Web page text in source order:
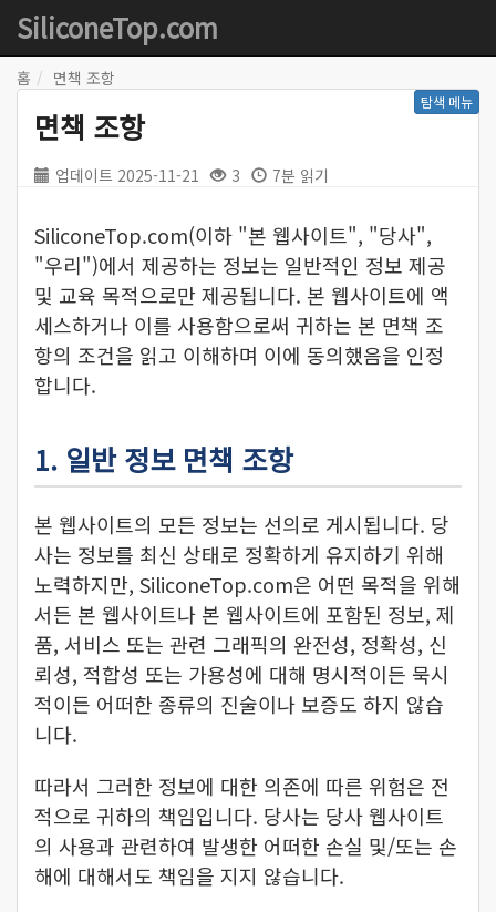
SiliconeTop.com
홈 면책 조항
탐색 메뉴
면책 조항
업데이트 2025-11-21 3 7분 읽기
SiliconeTop.com(이하 "본 웹사이트", "당사",
"우리")에서 제공하는 정보는 일반적인 정보 제공
및 교육 목적으로만 제공됩니다. 본 웹사이트에 액
세스하거나 이를 사용함으로써 귀하는 본 면책 조
항의 조건을 읽고 이해하며 이에 동의했음을 인정
합니다.
1. 일반 정보 면책 조항
본 웹사이트의 모든 정보는 선의로 게시됩니다. 당
사는 정보를 최신 상태로 정확하게 유지하기 위해
노력하지만, SiliconeTop.com은 어떤 목적을 위해
서든 본 웹사이트나 본 웹사이트에 포함된 정보, 제
품, 서비스 또는 관련 그래픽의 완전성, 정확성, 신
뢰성, 적합성 또는 가용성에 대해 명시적이든 묵시
적이든 어떠한 종류의 진술이나 보증도 하지 않습
니다.
따라서 그러한 정보에 대한 의존에 따른 위험은 전
적으로 귀하의 책임입니다. 당사는 당사 웹사이트
의 사용과 관련하여 발생한 어떠한 손실 및/또는 손
해에 대해서도 책임을 지지 않습니다.